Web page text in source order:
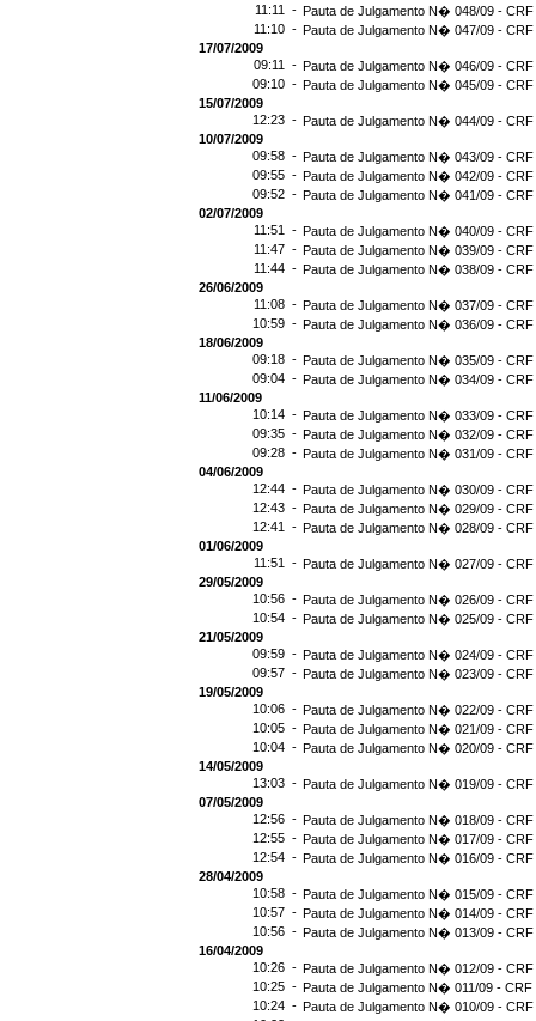
11:11 - Pauta de Julgamento N� 048/09 - CRF
11:10 - Pauta de Julgamento N� 047/09 - CRF
17/07/2009
09:11 - Pauta de Julgamento N� 046/09 - CRF
09:10 - Pauta de Julgamento N� 045/09 - CRF
15/07/2009
12:23 - Pauta de Julgamento N� 044/09 - CRF
10/07/2009
09:58 - Pauta de Julgamento N� 043/09 - CRF
09:55 - Pauta de Julgamento N� 042/09 - CRF
09:52 - Pauta de Julgamento N� 041/09 - CRF
02/07/2009
11:51 - Pauta de Julgamento N� 040/09 - CRF
11:47 - Pauta de Julgamento N� 039/09 - CRF
11:44 - Pauta de Julgamento N� 038/09 - CRF
26/06/2009
11:08 - Pauta de Julgamento N� 037/09 - CRF
10:59 - Pauta de Julgamento N� 036/09 - CRF
18/06/2009
09:18 - Pauta de Julgamento N� 035/09 - CRF
09:04 - Pauta de Julgamento N� 034/09 - CRF
11/06/2009
10:14 - Pauta de Julgamento N� 033/09 - CRF
09:35 - Pauta de Julgamento N� 032/09 - CRF
09:28 - Pauta de Julgamento N� 031/09 - CRF
04/06/2009
12:44 - Pauta de Julgamento N� 030/09 - CRF
12:43 - Pauta de Julgamento N� 029/09 - CRF
12:41 - Pauta de Julgamento N� 028/09 - CRF
01/06/2009
11:51 - Pauta de Julgamento N� 027/09 - CRF
29/05/2009
10:56 - Pauta de Julgamento N� 026/09 - CRF
10:54 - Pauta de Julgamento N� 025/09 - CRF
21/05/2009
09:59 - Pauta de Julgamento N� 024/09 - CRF
09:57 - Pauta de Julgamento N� 023/09 - CRF
19/05/2009
10:06 - Pauta de Julgamento N� 022/09 - CRF
10:05 - Pauta de Julgamento N� 021/09 - CRF
10:04 - Pauta de Julgamento N� 020/09 - CRF
14/05/2009
13:03 - Pauta de Julgamento N� 019/09 - CRF
07/05/2009
12:56 - Pauta de Julgamento N� 018/09 - CRF
12:55 - Pauta de Julgamento N� 017/09 - CRF
12:54 - Pauta de Julgamento N� 016/09 -
28/04/2009
10:58 - Pauta de Julgamento N� 015/09 - CRF
10:57 - Pauta de Julgamento N� 014/09 - CRF
10:56 - Pauta de Julgamento N� 013/09 - CRF
16/04/2009
10:26 - Pauta de Julgamento N� 012/09 - CRF
10:25 - Pauta de Julgamento N� 011/09 - CRF
10:24 - Pauta de Julgamento N� 010/09 - CRF